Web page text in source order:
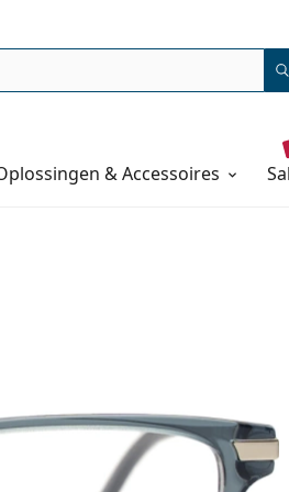
& Accessoires